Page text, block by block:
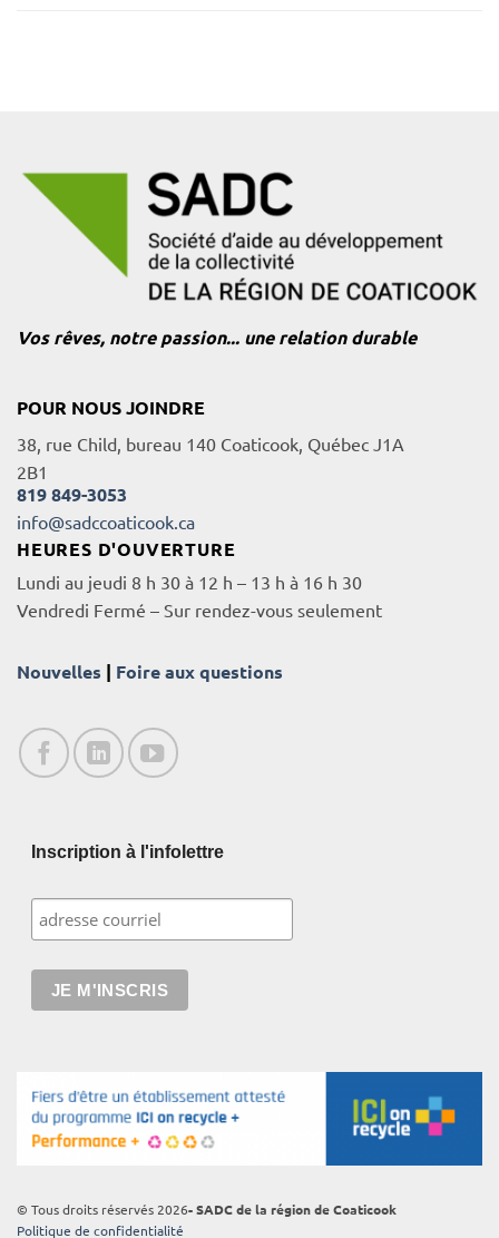
Vos rêves, notre passion... une relation durable
POUR NOUS JOINDRE
38, rue Child, bureau 140 Coaticook, Québec J1A
2B1
819 849-3053
info@sadccoaticook.ca
HEURES D'OUVERTURE
Lundi au jeudi 8 h 30 à 12 h – 13 h à 16 h 30
Vendredi Fermé – Sur rendez-vous seulement
Nouvelles | Foire aux questions
Inscription à l'infolettre
© Tous droits réservés 2026- SADC de la région de Coaticook
Politique de confidentialité